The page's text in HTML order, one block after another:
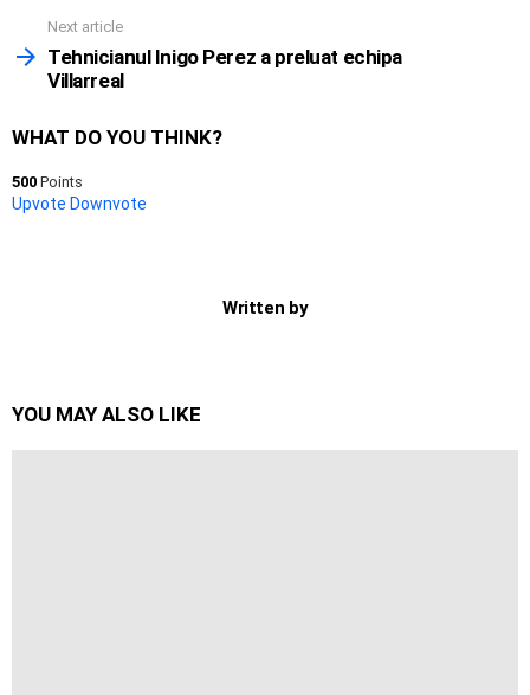
Next article
Tehnicianul Inigo Perez a preluat echipa
Villarreal
WHAT DO YOU THINK?
500 Points
Upvote Downvote
Written by
YOU MAY ALSO LIKE